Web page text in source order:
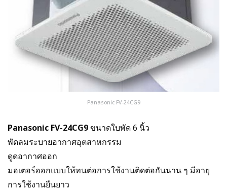
Panasonic FV-24CG9
Panasonic FV-24CG9ขนาดใบพัด 6 นิ้ว
พัดลมระบายอากาศอุตสาหกรรม
ดูดอากาศออก
มอเตอร์ออกแบบให้ทนต่อการใช้งานติดต่อกันนาน ๆ มีอายุ
การใช้งานยืนยาว